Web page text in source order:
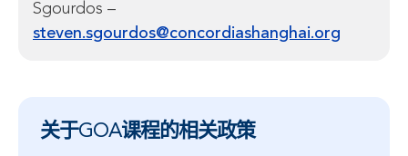
Sgourdos –
steven.sgourdos@concordiashanghai.org
关于GOA课程的相关政策